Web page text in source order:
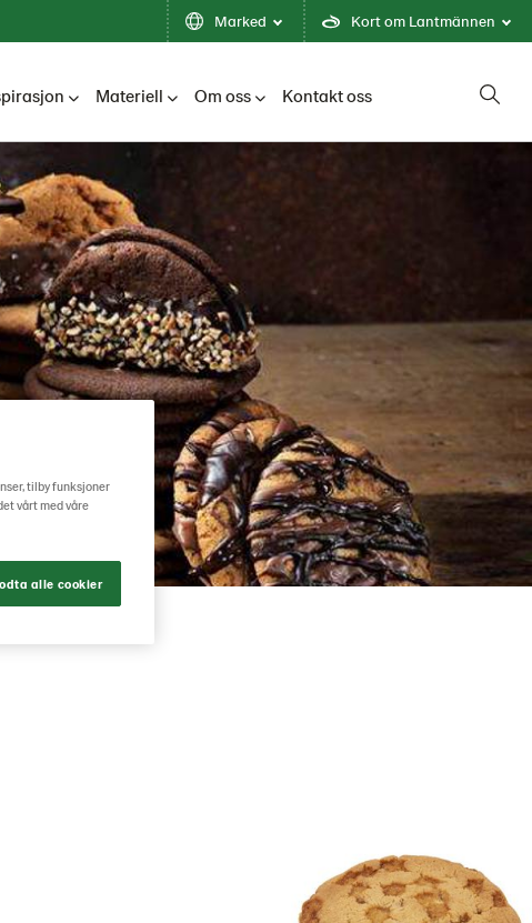
Marked Kort om Lantmännen
Materiell Om oss Kontakt oss
tilby funksjoner
vårt med våre
alle cookier